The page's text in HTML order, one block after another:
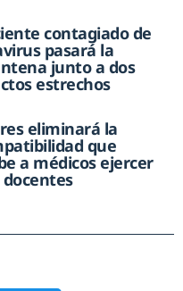
contagiado de
pasará la
junto a dos
estrechos
eliminará la
que
a médicos ejercer